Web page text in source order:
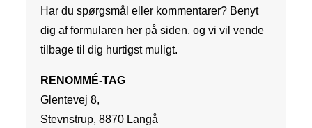
Har du spørgsmål eller kommentarer? Benyt
dig af formularen her på siden, og vi vil vende
tilbage til dig hurtigst muligt.
RENOMMÉ-TAG
Glentevej 8,
Stevnstrup, 8870 Langå